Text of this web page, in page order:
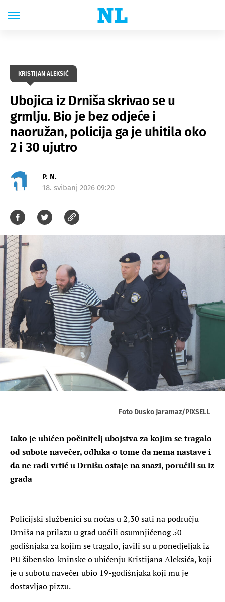
KRISTIJAN ALEKSIĆ
Ubojica iz Drniša skrivao se u
grmlju. Bio je bez odjeće i
naoružan, policija ga je uhitila oko
2 i 30 ujutro
P. N.
18. svibanj 2026 09:20
Foto Dusko Jaramaz/PIXSELL
Iako je uhićen počinitelj ubojstva za kojim se tragalo
od subote navečer, odluka o tome da nema nastave i
da ne radi vrtić u Drnišu ostaje na snazi, poručili su iz
grada
Policijski službenici su noćas u 2,30 sati na području
Drniša na prilazu u grad uočili osumnjičenog 50-
godišnjaka za kojim se tragalo, javili su u ponedjeljak iz
PU šibensko-kninske o uhićenju Kristijana Aleksića, koji
je u subotu navečer ubio 19-godišnjaka koji mu je
dostavljao pizzu.